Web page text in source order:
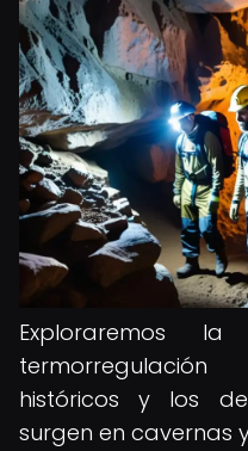
Exploraremos
históricos y los
surgen en cavernas